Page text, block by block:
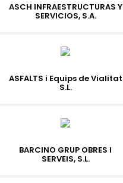
ASCH INFRAESTRUCTURAS Y
SERVICIOS, S.A.
ASFALTS i Equips de Vialitat
S.L.
BARCINO GRUP OBRES I
SERVEIS, S.L.